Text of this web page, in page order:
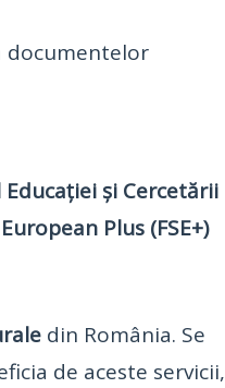
documentelor
și Cercetării
Plus (FSE+)
din România. Se
de aceste servicii,